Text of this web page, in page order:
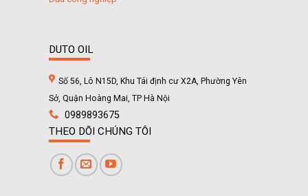
DUTO OIL
Số 56, Lô N15D, Khu Tái định cư X2A, Phường Yên
Sở, Quận Hoàng Mai, TP Hà Nội
0989893675
THEO DÕI CHÚNG TÔI